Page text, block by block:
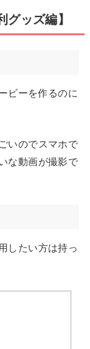
ッズ編】
ビーを作るのに
いのでスマホで
な動画が撮影で
したい方は持っ